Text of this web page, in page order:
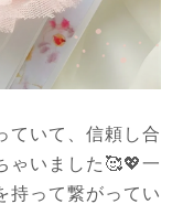
ていて、信頼し合
ゃいました🥰💖一
持って繋がってい